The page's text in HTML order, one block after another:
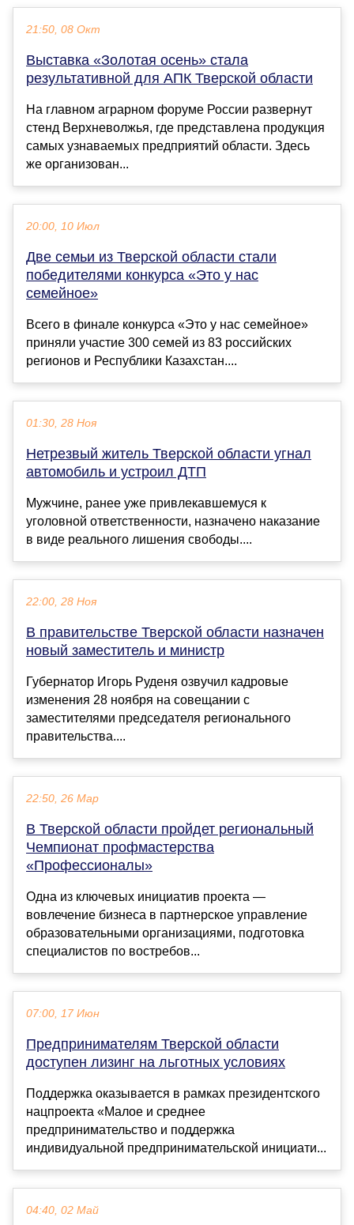
21:50, 08 Окт
Выставка «Золотая осень» стала
результативной для АПК Тверской области
На главном аграрном форуме России развернут
стенд Верхневолжья, где представлена продукция
самых узнаваемых предприятий области. Здесь
же организован...
20:00, 10 Июл
Две семьи из Тверской области стали
победителями конкурса «Это у нас
семейное»
Всего в финале конкурса «Это у нас семейное»
приняли участие 300 семей из 83 российских
регионов и Республики Казахстан....
01:30, 28 Ноя
Нетрезвый житель Тверской области угнал
автомобиль и устроил ДТП
Мужчине, ранее уже привлекавшемуся к
уголовной ответственности, назначено наказание
в виде реального лишения свободы....
22:00, 28 Ноя
В правительстве Тверской области назначен
новый заместитель и министр
Губернатор Игорь Руденя озвучил кадровые
изменения 28 ноября на совещании с
заместителями председателя регионального
правительства....
22:50, 26 Мар
В Тверской области пройдет региональный
Чемпионат профмастерства
«Профессионалы»
Одна из ключевых инициатив проекта —
вовлечение бизнеса в партнерское управление
образовательными организациями, подготовка
специалистов по востребов...
07:00, 17 Июн
Предпринимателям Тверской области
доступен лизинг на льготных условиях
Поддержка оказывается в рамках президентского
нацпроекта «Малое и среднее
предпринимательство и поддержка
индивидуальной предпринимательской инициати...
04:40, 02 Май